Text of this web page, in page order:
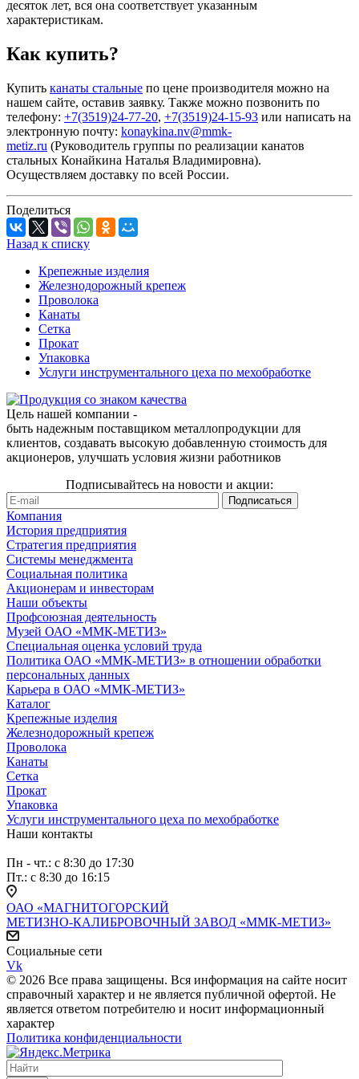
десяток лет, вся она соответствует указанным
характеристикам.
Как купить?
Купить канаты стальные по цене производителя можно на
нашем сайте, оставив заявку. Также можно позвонить по
телефону: +7(3519)24-77-20, +7(3519)24-15-93 или написать на
электронную почту: konaykina.nv@mmk-
metiz.ru (Руководитель группы по реализации канатов
стальных Конайкина Наталья Владимировна).
Осуществляем доставку по всей России.
Поделиться
Назад к списку
Крепежные изделия
Железнодорожный крепеж
Проволока
Канаты
Сетка
Прокат
Упаковка
Услуги инструментального цеха по мехобработке
Цель нашей компании -
быть надежным поставщиком металлопродукции для
клиентов, создавать высокую добавленную стоимость для
акционеров, улучшать условия жизни работников
Подписывайтесь на новости и акции:
Компания
История предприятия
Стратегия предприятия
Системы менеджмента
Социальная политика
Акционерам и инвесторам
Наши объекты
Профсоюзная деятельность
Музей ОАО «ММК-МЕТИЗ»
Специальная оценка условий труда
Политика ОАО «ММК-МЕТИЗ» в отношении обработки
персональных данных
Карьера в ОАО «ММК-МЕТИЗ»
Каталог
Крепежные изделия
Железнодорожный крепеж
Проволока
Канаты
Сетка
Прокат
Упаковка
Услуги инструментального цеха по мехобработке
Наши контакты
Пн - чт.: с 8:30 до 17:30
Пт.: с 8:30 до 16:15
ОАО «МАГНИТОГОРСКИЙ
МЕТИЗНО-КАЛИБРОВОЧНЫЙ ЗАВОД «ММК-МЕТИЗ»
Социальные сети
Vk
© 2026 Все права защищены. Вся информация на сайте носит
справочный характер и не является публичной офертой. Не
является ответом потребителю и носит информационный
характер
Политика конфиденциальности